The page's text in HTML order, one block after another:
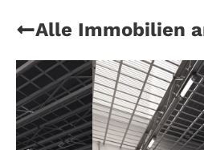
Alle Immobilien